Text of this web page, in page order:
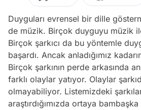
Duyguları evrensel bir dille
de müzik. Birçok duyguyu müzik
Birçok şarkıcı da bu yöntemle
başardı. Ancak anladığımız
Birçok şarkının perde arkasında
farklı olaylar yatıyor. Olaylar
olmayabiliyor. Listemizdeki
araştırdığımızda ortaya